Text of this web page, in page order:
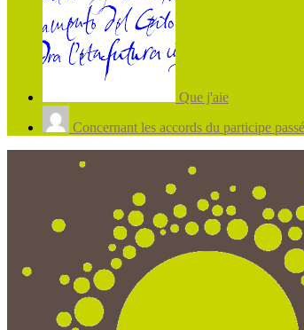
Que j'aie
Concernant les accords du participe